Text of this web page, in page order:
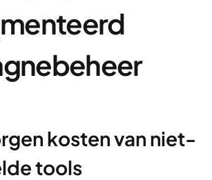
kosten van niet-
tools